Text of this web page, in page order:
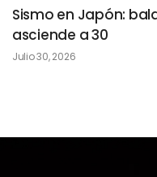
Sismo en Japón:
asciende a 30
Julio 30, 2026